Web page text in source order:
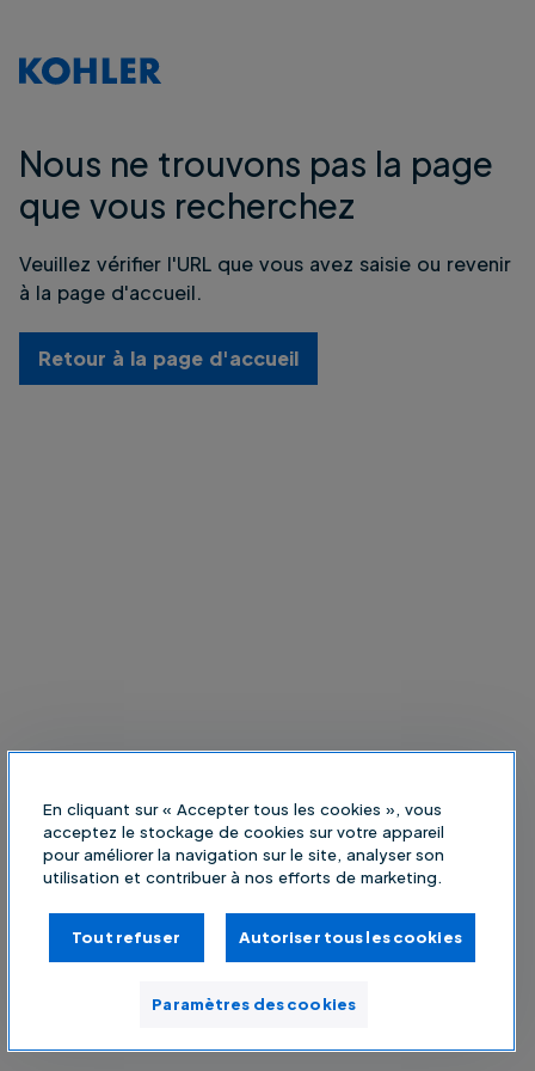
Nous ne trouvons pas la page
que vous recherchez
Veuillez vérifier l'URL que vous avez saisie ou revenir
à la page d'accueil.
Retour à la page d'accueil
En cliquant sur « Accepter tous les cookies », vous
acceptez le stockage de cookies sur votre appareil
pour améliorer la navigation sur le site, analyser son
utilisation et contribuer à nos efforts de marketing.
Tout refuser Autoriser tous les cookies
Paramètres des cookies